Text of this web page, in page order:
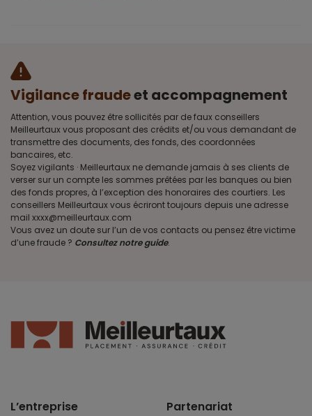
Vigilance fraudeet accompagnement
Attention, vous pouvez être sollicités par de faux conseillers
Meilleurtaux vous proposant des crédits et/ou vous demandant de
transmettre des documents, des fonds, des coordonnées
bancaires, etc.
Soyez vigilants · Meilleurtaux ne demande jamais à ses clients de
verser sur un compte les sommes prêtées par les banques ou bien
des fonds propres, à l’exception des honoraires des courtiers. Les
conseillers Meilleurtaux vous écriront toujours depuis une adresse
mail xxxx@meilleurtaux.com
Vous avez un doute sur l’un de vos contacts ou pensez être victime
d’une fraude ? Consultez notre guide.
L’entreprise Partenariat